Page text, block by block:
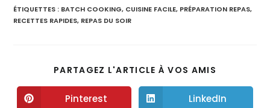
ÉTIQUETTES : BATCH COOKING, CUISINE FACILE, PRÉPARATION REPAS,
RECETTES RAPIDES, REPAS DU SOIR
PARTAGEZ L'ARTICLE À VOS AMIS
Pinterest LinkedIn